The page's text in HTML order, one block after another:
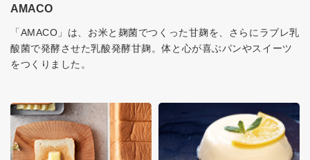
AMACO
「AMACO」は、お米と麹菌でつくった甘麹を、さらにラブレ乳
酸菌で発酵させた乳酸発酵甘麹。体と心が喜ぶパンやスイーツ
をつくりました。